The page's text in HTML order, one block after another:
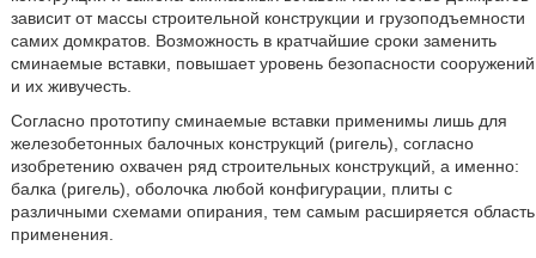
зависит от массы строительной конструкции и грузоподъемности
самих домкратов. Возможность в кратчайшие сроки заменить
сминаемые вставки, повышает уровень безопасности сооружений
и их живучесть.
Согласно прототипу сминаемые вставки применимы лишь для
железобетонных балочных конструкций (ригель), согласно
изобретению охвачен ряд строительных конструкций, а именно:
балка (ригель), оболочка любой конфигурации, плиты с
различными схемами опирания, тем самым расширяется область
применения.